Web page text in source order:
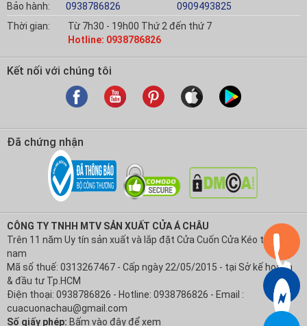
Bảo hành:
0938786826
0909493825
Thời gian:
Từ 7h30 - 19h00 Thứ 2 đến thứ 7
Hotline: 0938786826
Kết nối với chúng tôi
Đã chứng nhận
CÔNG TY TNHH MTV SẢN XUẤT CỬA Á CHÂU
Trên 11 năm Uy tín sản xuất và lắp đặt Cửa Cuốn Cửa Kéo tại Việt
nam
Mã số thuế: 0313267467 - Cấp ngày 22/05/2015 - tại Sở kế hoạch
& đầu tư Tp.HCM
Điện thoại: 0938786826 - Hotline: 0938786826 - Email :
cuacuonachau@gmail.com
Số giấy phép: Bấm vào đây để xem